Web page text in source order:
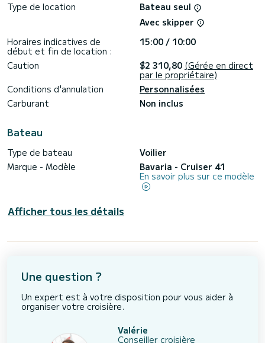
équipements suivants : Pilote automatique, Moteur
d'annexe, Haut-parleurs extérieurs.
Pour toute demande d'information ou réservation, cliquer
sur le bouton « obtenir un devis », un expert SamBoat vous
Type de location
Bateau seul
Avec skipper
Horaires indicatives de
début et fin de location :
15:00 / 10:00
Caution
$2 310,80 (Gérée en direct
par le propriétaire)
Conditions d'annulation
Personnalisées
Carburant
Non inclus
Bateau
Type de bateau
Voilier
Marque - Modèle
Bavaria - Cruiser 41
En savoir plus sur ce modèle
Afficher tous les détails
Une question ?
Un expert est à votre disposition pour vous aider à
organiser votre croisière.
Valérie
Conseiller croisière